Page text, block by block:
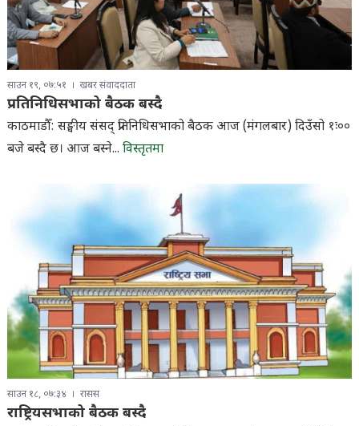
साउन १९, ०७:५१ खबर संवाददाता
प्रतिनिधिसभाको बैठक बस्दै
काठमाडौँ: सङ्घीय संसद् प्रतिनिधिसभाको बैठक आज (मंगलबार) दिउँसो १ः००
बजे बस्दै छ। आज बस्ने... विस्तृतमा
साउन १८, ०७:३४ रासस
राष्ट्रियसभाको बैठक बस्दै